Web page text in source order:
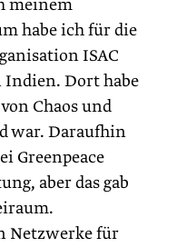
meinem
habe ich für die
ISAC
Indien. Dort habe
Chaos und
war. Daraufhin
Greenpeace
aber das gab
Netzwerke für